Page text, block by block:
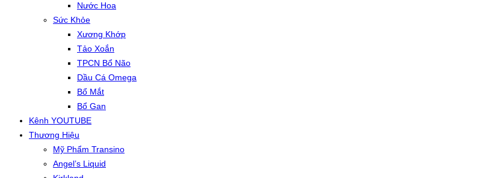
Nước Hoa
Sức Khỏe
Xương Khớp
Tảo Xoắn
TPCN Bổ Não
Dầu Cá Omega
Bổ Mắt
Bổ Gan
Kênh YOUTUBE
Thương Hiệu
Mỹ Phẩm Transino
Angel’s Liquid